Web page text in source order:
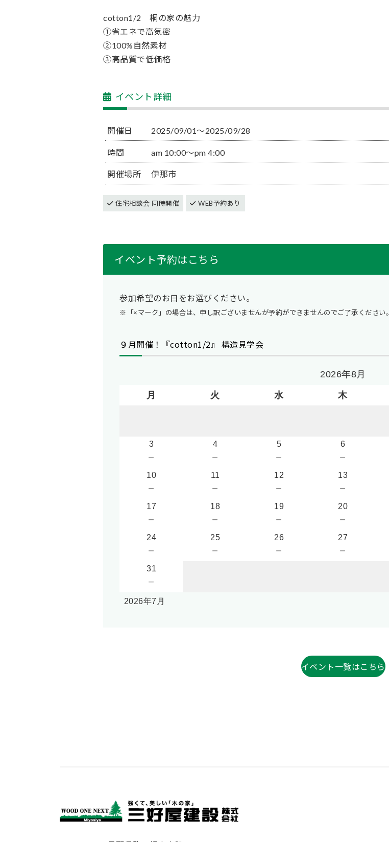
cotton1/2 桐の家の魅力
①省エネで高気密
②100%自然素材
③高品質で低価格
イベント詳細
開催日 2025/09/01〜2025/09/28
時間 am 10:00〜pm 4:00
開催場所 伊那市
住宅相談会 同時開催 WEB予約あり
イベント予約はこちら
参加希望のお日をお選びください。
※「×マーク」の場合は、申し訳ございませんが予約ができませんのでご了承ください。
９月開催！『cotton1/2』 構造見学会
2026年8月
月 火 水 木
3
－
4
－
5
－
6
－
10
－
11
－
12
－
13
－
17
－
18
－
19
－
20
－
24
－
25
－
26
－
27
－
31
－
2026年7月
イベント一覧はこちら